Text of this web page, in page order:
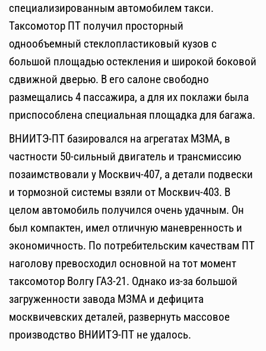
специализированным автомобилем такси.
Таксомотор ПТ получил просторный
однообъемный стеклопластиковый кузов с
большой площадью остекления и широкой боковой
сдвижной дверью. В его салоне свободно
размещались 4 пассажира, а для их поклажи была
приспособлена специальная площадка для багажа.
ВНИИТЭ-ПТ базировался на агрегатах МЗМА, в
частности 50-сильный двигатель и трансмиссию
позаимствовали у Москвич-407, а детали подвески
и тормозной системы взяли от Москвич-403. В
целом автомобиль получился очень удачным. Он
был компактен, имел отличную маневренность и
экономичность. По потребительским качествам ПТ
наголову превосходил основной на тот момент
таксомотор Волгу ГАЗ-21. Однако из-за большой
загруженности завода МЗМА и дефицита
москвичевских деталей, развернуть массовое
производство ВНИИТЭ-ПТ не удалось.